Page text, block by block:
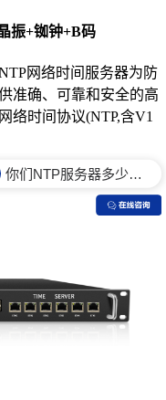
振+铷钟+B码
网络时间服务器为防
准确、可靠和安全的高
络时间协议(NTP,含V1
你们NTP服务器是什么价格？